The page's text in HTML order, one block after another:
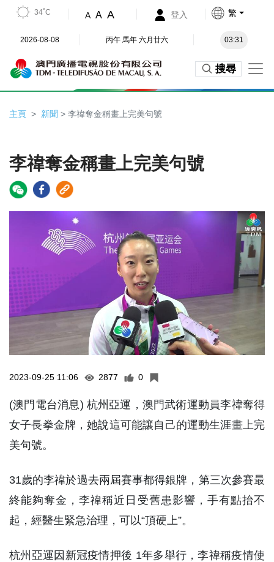
34˚C A A A 登入 繁
2026-08-08 丙午 馬年 六月廿六 03:31
搜尋
主頁 新聞 > 李禕奪金稱畫上完美句號
李禕奪金稱畫上完美句號
2023-09-25 11:06 2877 0
(澳門電台消息) 杭州亞運，澳門武術運動員李禕奪得
女子長拳金牌，她說這可能讓自己的運動生涯畫上完
美句號。
31歲的李禕於過去兩屆賽事都得銀牌，第三次參賽最
終能夠奪金，李禕稱近日受舊患影響，手有點抬不
起，經醫生緊急治理，可以“頂硬上”。
杭州亞運因新冠疫情押後 1年多舉行，李禕稱疫情使